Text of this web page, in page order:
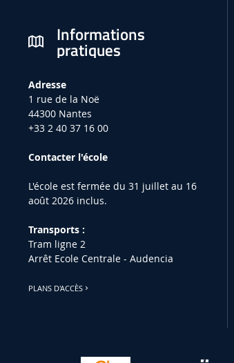
Informations
pratiques
Adresse
1 rue de la Noë
44300 Nantes
+33 2 40 37 16 00
Contacter l'école
L'école est fermée du 31 juillet au 16
août 2026 inclus.
Transports :
Tram ligne 2
Arrêt Ecole Centrale - Audencia
PLANS D'ACCÈS